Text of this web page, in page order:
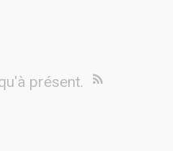
présent.